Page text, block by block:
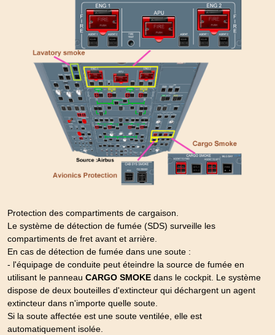
Protection des compartiments de cargaison.
Le système de détection de fumée (SDS) surveille les
compartiments de fret avant et arrière.
En cas de détection de fumée dans une soute :
- l'équipage de conduite peut éteindre la source de fumée en
utilisant le panneauCARGO SMOKE dans le cockpit. Le système
dispose de deux bouteilles d'extincteur qui déchargent un agent
extincteur dans n'importe quelle soute.
Si la soute affectée est une soute ventilée, elle est
automatiquement isolée.